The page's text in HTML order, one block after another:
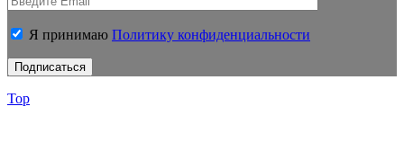
Я принимаю Политику конфиденциальности
Top